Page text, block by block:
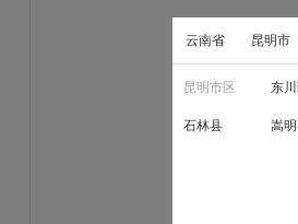
云南省 昆明市
昆明市区 东
石林县 嵩